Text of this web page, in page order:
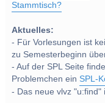
Stammtisch?
Aktuelles:
- Für Vorlesungen ist
zu Semesterbeginn
- Auf der SPL Seite
Problemchen einSPL-
- Das neue vlvz "u:find"